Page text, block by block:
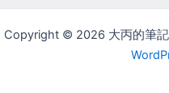
Copyright © 2026 大丙的筆